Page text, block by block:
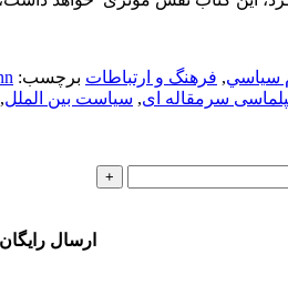
سياسي, فرهنگ و ارتباطات برچسب:
سرمقاله ای, سیاست بین الملل,
ارسال رایگان